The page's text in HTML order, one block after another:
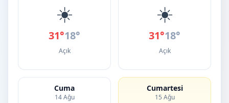
☀️
31°18°
Açık
☀️
31°18°
Açık
Cuma
14 Ağu
Cumartesi
15 Ağu